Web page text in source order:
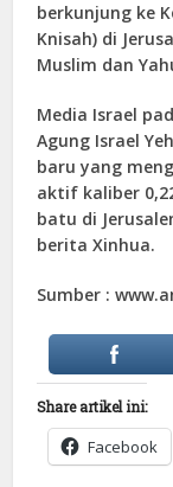
berkunjung ke
Knisah) di
Muslim dan
Media Israel
Agung Israel
baru yang
aktif kaliber
batu di
berita Xinhua.
Sumber :
Share artikel ini:
Facebook